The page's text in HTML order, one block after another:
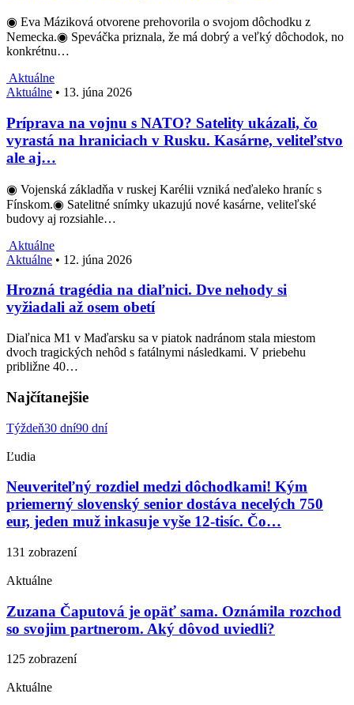
◉ Eva Máziková otvorene prehovorila o svojom dôchodku z
Nemecka.◉ Speváčka priznala, že má dobrý a veľký dôchodok, no
konkrétnu…
Aktuálne
Aktuálne • 13. júna 2026
Príprava na vojnu s NATO? Satelity ukázali, čo
vyrastá na hraniciach v Rusku. Kasárne, veliteľstvo
ale aj…
◉ Vojenská základňa v ruskej Karélii vzniká neďaleko hraníc s
Fínskom.◉ Satelitné snímky ukazujú nové kasárne, veliteľské
budovy aj rozsiahle…
Aktuálne
Aktuálne • 12. júna 2026
Hrozná tragédia na diaľnici. Dve nehody si
vyžiadali až osem obetí
Diaľnica M1 v Maďarsku sa v piatok nadránom stala miestom
dvoch tragických nehôd s fatálnymi následkami. V priebehu
približne 40…
Najčítanejšie
Týždeň30 dní90 dní
Ľudia
Neuveriteľný rozdiel medzi dôchodkami! Kým
priemerný slovenský senior dostáva necelých 750
eur, jeden muž inkasuje vyše 12-tisíc. Čo…
131 zobrazení
Aktuálne
Zuzana Čaputová je opäť sama. Oznámila rozchod
so svojim partnerom. Aký dôvod uviedli?
125 zobrazení
Aktuálne